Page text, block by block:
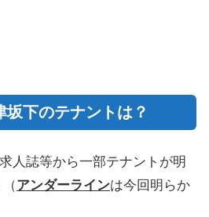
坂下のテナントは？
人誌等から一部テナントが明
アンダーラインは今回明らか